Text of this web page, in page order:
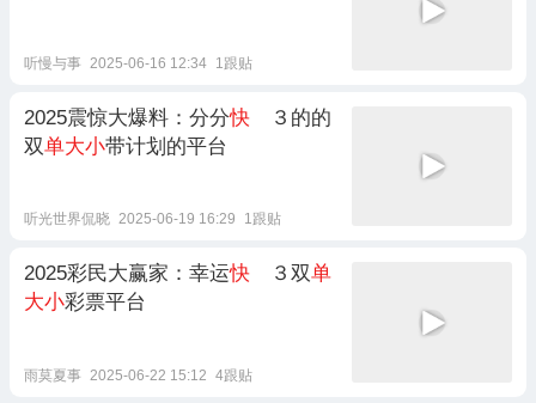
听慢与事 2025-06-16 12:34 1跟贴
2025震惊大爆料：分分快 ３的的
双单大小带计划的平台
听光世界侃晓 2025-06-19 16:29 1跟贴
2025彩民大赢家：幸运快 ３双单
大小彩票平台
雨莫夏事 2025-06-22 15:12 4跟贴